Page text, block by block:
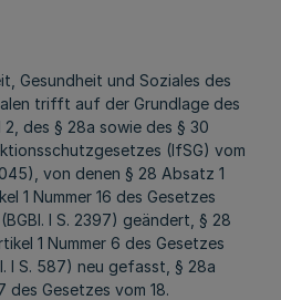
Gesundheit und Soziales des
trifft auf der Grundlage des
des § 28a sowie des § 30
(IfSG) vom
von denen § 28 Absatz 1
1 Nummer 16 des Gesetzes
I S. 2397) geändert, § 28
1 Nummer 6 des Gesetzes
I S. 587) neu gefasst, § 28a
des Gesetzes vom 18.